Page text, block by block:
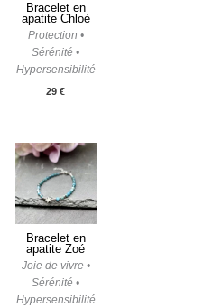
Bracelet en
apatite Chloè
Protection •
Sérénité •
Hypersensibilité
29€
Bracelet en
apatite Zoé
Joie de vivre •
Sérénité •
Hypersensibilité